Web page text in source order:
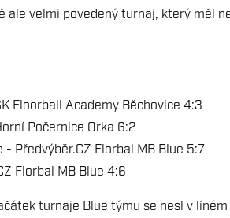
ale velmi povedený turnaj, který měl
Floorball Academy Běchovice 4:3
Počernice Orka 6:2
- Předvýběr.CZ Florbal MB Blue 5:7
Florbal MB Blue 4:6
turnaje Blue týmu se nesl v